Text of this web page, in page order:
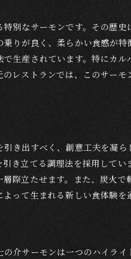
を使った贅沢な味わい方
調理法が引き出すサーモンの
志向の人におすすめのカルパッ
ーモンのカルパッチョを家庭
で育つサーモンの特性
サーモン料理の楽しみ方
ーモンが持つ栄養価と健康効
い！富士の介サーモンの秘密
レストランで体験する特別な
たい！サーモン料理が評判の
別なサーモンです。その歴
りが良く、柔らかい食感が
生産されています。特にカ
レストランでは、このサー
き出すべく、創意工夫を凝
き立てる調理法を採用して
際立たせます。また、炭火
って生まれる新しい食体験
介サーモンは一つのハイラ